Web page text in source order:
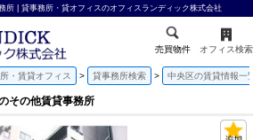
所 | 貸事務所・貸オフィスのオフィスランディック株式会社
売買物件 オフィス検索
・賃貸オフィス 貸事務所検索 中央区の賃貸情報一
の他賃貸事務所